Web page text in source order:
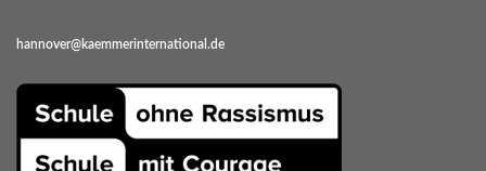
hannover@kaemmerinternational.de